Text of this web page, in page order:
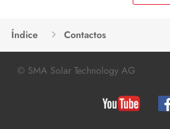
Índice Contactos
© SMA Solar Technology AG